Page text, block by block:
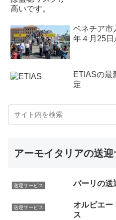
ベネチア市
年４月25日
ETIASの最
定
アーモイタリアの送迎
送迎サービス バーリの送
送迎サービス
オルビエー
ス